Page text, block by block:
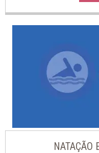
NATAÇÃO